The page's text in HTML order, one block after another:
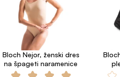
Bloch Nejor, ženski dres
na špageti naramenice